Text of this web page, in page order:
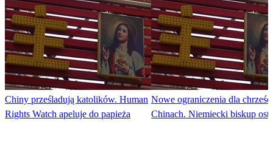
Chiny prześladują katolików. Human
Rights Watch apeluje do papieża
Nowe ograniczenia dla
Chinach. Niemiecki biskup